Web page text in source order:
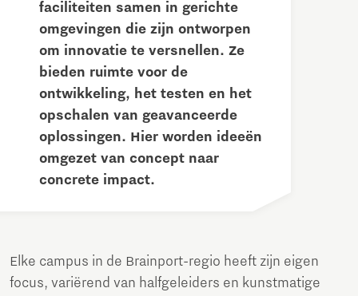
faciliteiten samen in gerichte
omgevingen die zijn ontworpen
om innovatie te versnellen. Ze
bieden ruimte voor de
ontwikkeling, het testen en het
opschalen van geavanceerde
oplossingen. Hier worden ideeën
omgezet van concept naar
concrete impact.
Elke campus in de Brainport-regio heeft zijn eigen
focus, variërend van halfgeleiders en kunstmatige